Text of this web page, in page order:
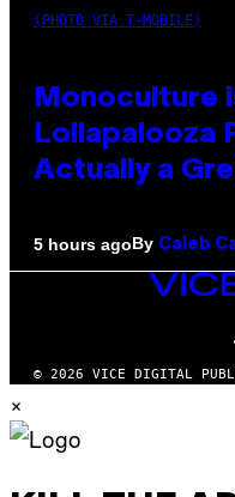
(PHOTO VIA T-MOBILE)
Monoculture
Lollapalooza
Actually a
5 hours agoBy Caleb
VICE
© 2026 VICE DIGITAL
×